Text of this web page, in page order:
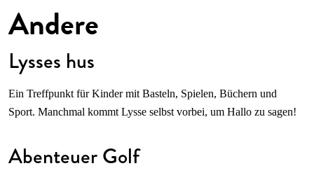
Andere
Lysses hus
Ein Treffpunkt für Kinder mit Basteln, Spielen, Büchern und
Sport. Manchmal kommt Lysse selbst vorbei, um Hallo zu sagen!
Abenteuer Golf